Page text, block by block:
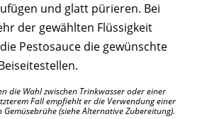
und glatt pürieren. Bei
der gewählten Flüssigkeit
Pestosauce die gewünschte
die Wahl zwischen Trinkwasser oder einer
Fall empfiehlt er die Verwendung einer
(siehe Alternative Zubereitung).